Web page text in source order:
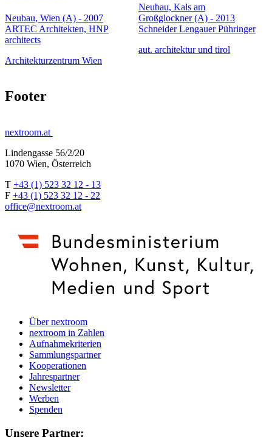
Neubau, Wien (A) - 2007
ARTEC Architekten, HNP
architects
Architekturzentrum Wien
Neubau, Kals am
Großglockner (A) - 2013
Schneider Lengauer Pühringer
aut. architektur und tirol
Footer
nextroom.at
Lindengasse 56/2/20
1070 Wien, Österreich
T +43 (1) 523 32 12 - 13
F +43 (1) 523 32 12 - 22
office@nextroom.at
Über nextroom
nextroom in Zahlen
Aufnahmekriterien
Sammlungspartner
Kooperationen
Jahrespartner
Newsletter
Werben
Spenden
Unsere Partner: